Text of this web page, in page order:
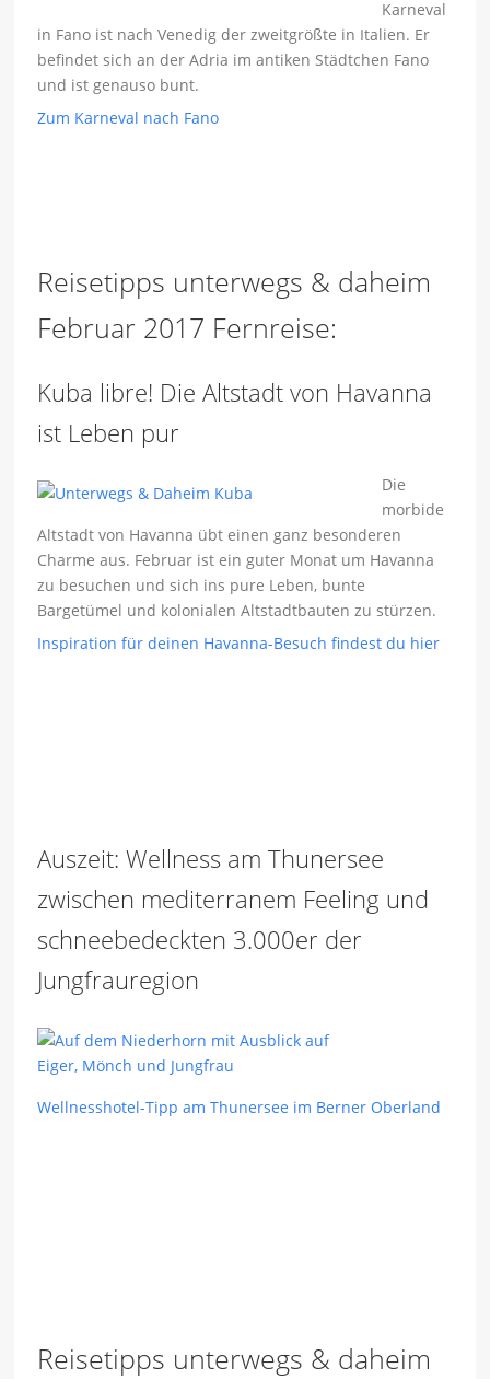
Karneval
in Fano ist nach Venedig der zweitgrößte in Italien. Er
befindet sich an der Adria im antiken Städtchen Fano
und ist genauso bunt.
Zum Karneval nach Fano
Reisetipps unterwegs & daheim
Februar 2017 Fernreise:
Kuba libre! Die Altstadt von Havanna
ist Leben pur
Die
morbide
Altstadt von Havanna übt einen ganz besonderen
Charme aus. Februar ist ein guter Monat um Havanna
zu besuchen und sich ins pure Leben, bunte
Bargetümel und kolonialen Altstadtbauten zu stürzen.
Inspiration für deinen Havanna-Besuch findest du hier
Auszeit: Wellness am Thunersee
zwischen mediterranem Feeling und
schneebedeckten 3.000er der
Jungfrauregion
Wellnesshotel-Tipp am Thunersee im Berner Oberland
Reisetipps unterwegs & daheim